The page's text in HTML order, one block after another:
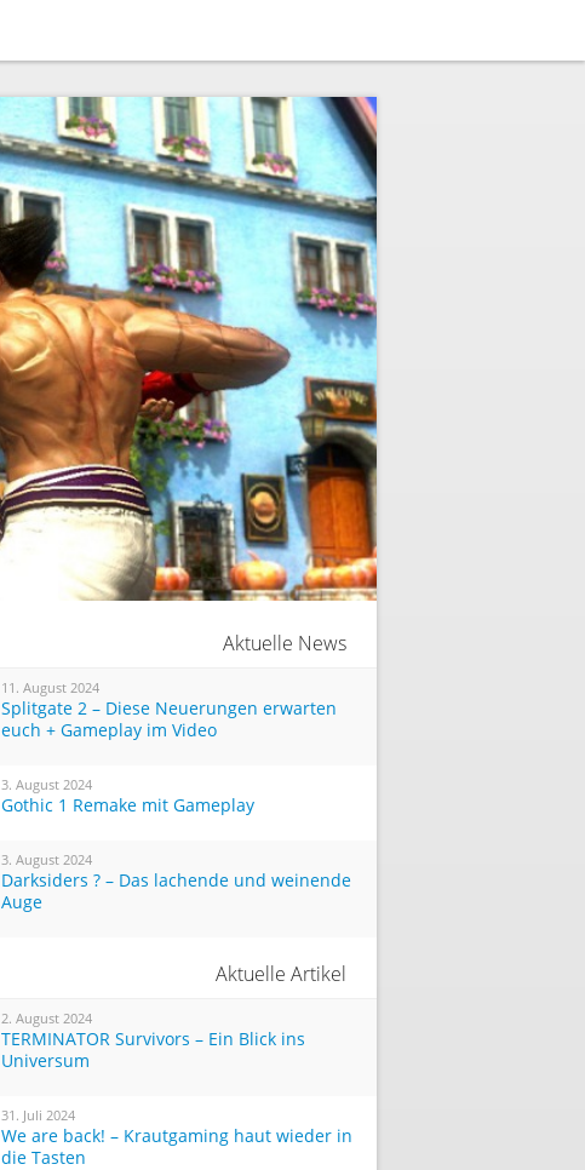
Aktuelle News
11. August 2024
Splitgate 2 – Diese Neuerungen erwarten
euch + Gameplay im Video
3. August 2024
Gothic 1 Remake mit Gameplay
3. August 2024
Darksiders ? – Das lachende und weinende
Auge
Aktuelle Artikel
2. August 2024
TERMINATOR Survivors – Ein Blick ins
Universum
31. Juli 2024
We are back! – Krautgaming haut wieder in
die Tasten